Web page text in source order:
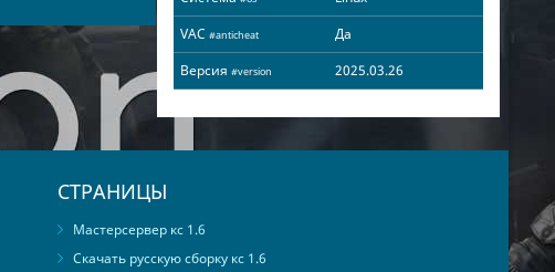
VAC #anticheat
Да
Версия #version 2025.03.26
СТРАНИЦЫ
Мастерсервер кс 1.6
Скачать русскую сборку кс 1.6